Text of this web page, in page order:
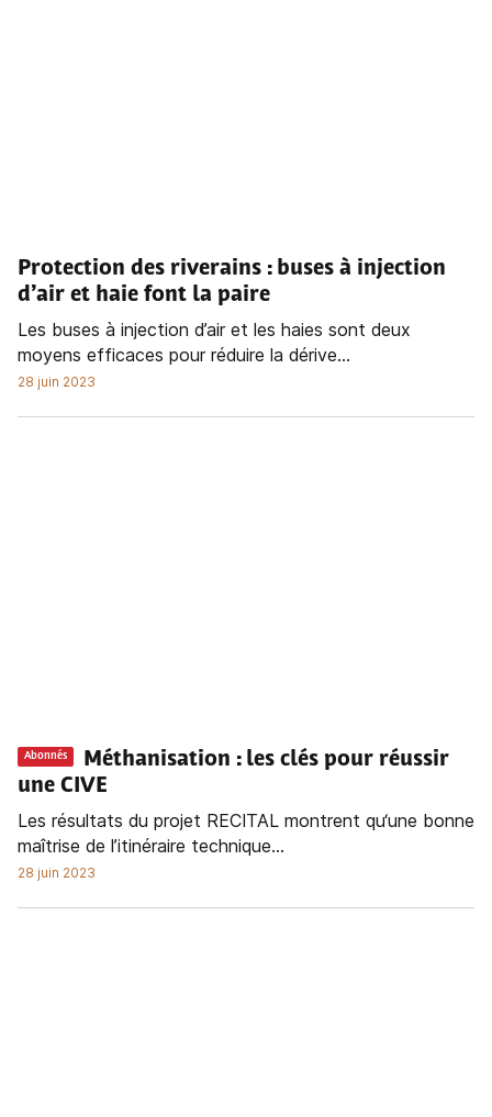
Protection des riverains : buses à injection
d’air et haie font la paire
Les buses à injection d’air et les haies sont deux
moyens efficaces pour réduire la dérive...
28 juin 2023
Abonnés
Méthanisation : les clés pour réussir
une CIVE
Les résultats du projet RECITAL montrent qu‘une bonne
maîtrise de l’itinéraire technique...
28 juin 2023